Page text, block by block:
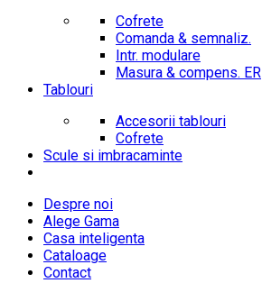
Cofrete
Comanda & semnaliz.
Intr. modulare
Masura & compens. ER
Tablouri
Accesorii tablouri
Cofrete
Scule si imbracaminte
Despre noi
Alege Gama
Casa inteligenta
Cataloage
Contact